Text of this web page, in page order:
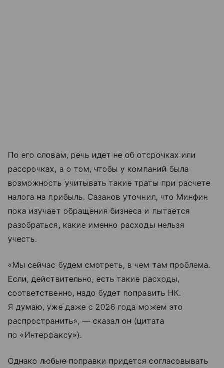
По его словам, речь идет не об отсрочках или
рассрочках, а о том, чтобы у компаний была
возможность учитывать такие траты при расчете
налога на прибыль. Сазанов уточнил, что Минфин
пока изучает обращения бизнеса и пытается
разобраться, какие именно расходы нельзя
учесть.
«Мы сейчас будем смотреть, в чем там проблема.
Если, действительно, есть такие расходы,
соответственно, надо будет поправить НК.
Я думаю, уже даже с 2026 года можем это
распространить», — сказал он (цитата
по «Интерфаксу»).
Однако любые поправки придется согласовывать